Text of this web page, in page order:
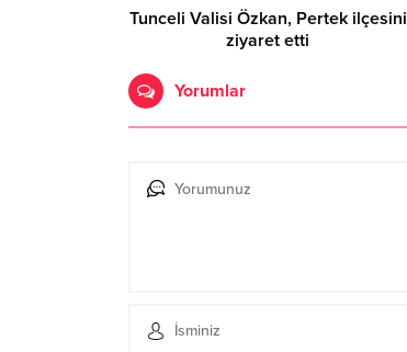
Tunceli Valisi Özkan, Pertek ilçesini
ziyaret etti
Yorumlar